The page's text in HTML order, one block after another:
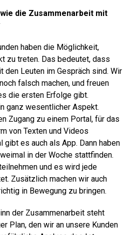
die Zusammenarbeit mit
haben die Möglichkeit,
zu treten. Das bedeutet, dass
den Leuten im Gespräch sind. Wir
falsch machen, und freuen
die ersten Erfolge gibt.
ganz wesentlicher Aspekt.
Zugang zu einem Portal, für das
von Texten und Videos
es auch als App. Dann haben
in der Woche stattfinden.
und es wird jede
Zusätzlich machen wir auch
in Bewegung zu bringen.
der Zusammenarbeit steht
Plan, den wir an unsere Kunden